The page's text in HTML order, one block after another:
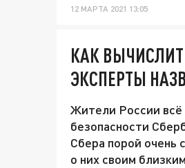
12 МАРТА 2021 13:05
КАК
ЭКСПЕРТЫ
Жители России всё
безопасности
Сбера порой очень
о них своим